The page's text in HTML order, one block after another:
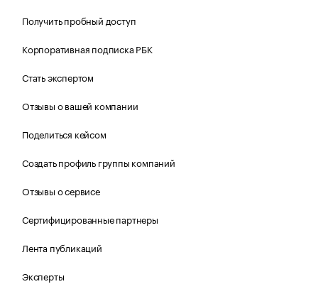
Получить пробный доступ
Корпоративная подписка РБК
Стать экспертом
Отзывы о вашей компании
Поделиться кейсом
Создать профиль группы компаний
Отзывы о сервисе
Сертифицированные партнеры
Лента публикаций
Эксперты